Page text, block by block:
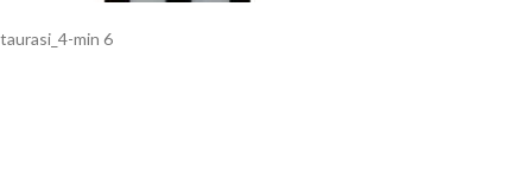
taurasi_4-min 6